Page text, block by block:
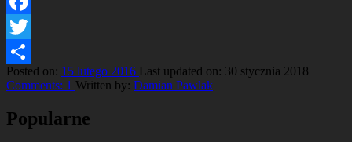
Facebook
Twitter
Share
Posted on: 15 lutego 2016 Last updated on: 30 stycznia 2018
Comments: 1 Written by: Damian Pawlak
Popularne